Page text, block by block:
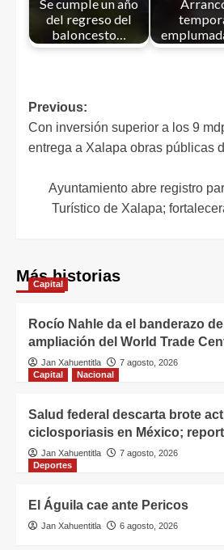
Se cumple un año
del regreso del
baloncesto…
Previous:
Con inversión superior a los 9
entrega a Xalapa obras públicas
Ayuntamiento abre registro
Turístico de Xalapa;
Más historias
Capital
Rocío Nahle da el banderazo
ampliación del World Trade
Jan Xahuentitla
7 agosto, 2026
Capital
Nacional
Salud federal descarta brote
ciclosporiasis en México;
Jan Xahuentitla
7 agosto, 2026
Deportes
El Águila cae ante Pericos
Jan Xahuentitla 6 agosto, 2026